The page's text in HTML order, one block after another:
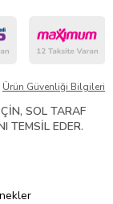
Ürün Güvenliği Bilgileri
SOL TARAF
TEMSİL EDER.